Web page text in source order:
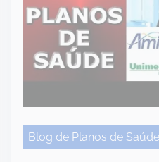
Blog de Planos de